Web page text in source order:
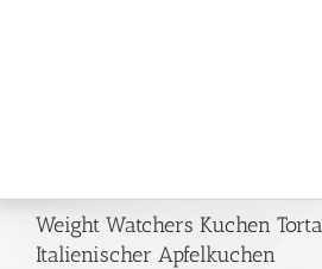
Weight Watchers Kuchen
Italienischer Apfelkuchen